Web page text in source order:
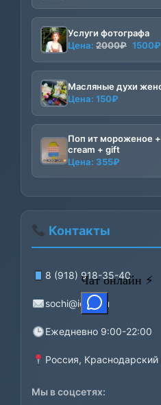
Услуги фотографа
Цена: 2000₽ 1500₽
Масляные духи
Цена: 150₽
Поп ит мороженое
cream + gift
Цена: 355₽
Контакты
8 (918) 918-35-40
sochi@iceni.ru
Ежедневно 9:00-22:00
Россия,
Мы в соцсетях: